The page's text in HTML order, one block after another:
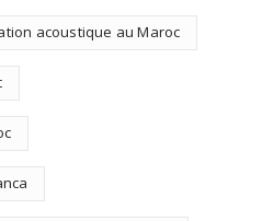
acoustique au Maroc